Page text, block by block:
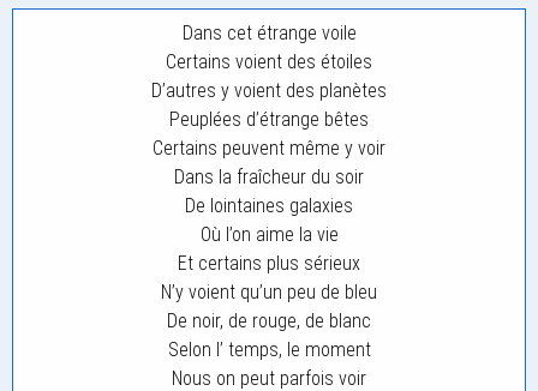
Dans cet étrange voile
Certains voient des étoiles
D’autres y voient des planètes
Peuplées d’étrange bêtes
Certains peuvent même y voir
Dans la fraîcheur du soir
De lointaines galaxies
Où l’on aime la vie
Et certains plus sérieux
N’y voient qu’un peu de bleu
De noir, de rouge, de blanc
Selon l’ temps, le moment
Nous on peut parfois voir